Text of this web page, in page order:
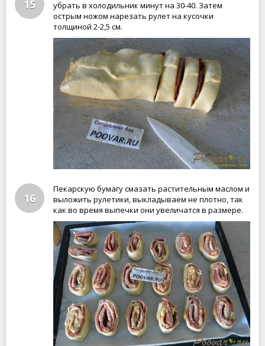
15
убрать в холодильник минут на 30-40. Затем
острым ножом нарезать рулет на кусочки
толщиной 2-2,5 см.
16
Пекарскую бумагу смазать растительным маслом и
выложить рулетики, выкладываем не плотно, так
как во время выпечки они увеличатся в размере.